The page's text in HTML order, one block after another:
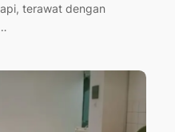
terawat dengan